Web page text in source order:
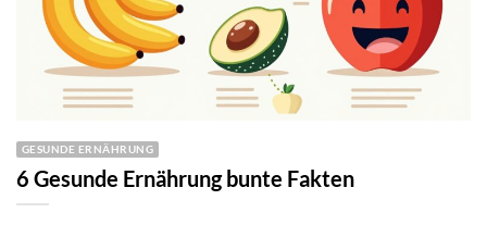
GESUNDE ERNÄHRUNG
6 Gesunde Ernährung bunte Fakten